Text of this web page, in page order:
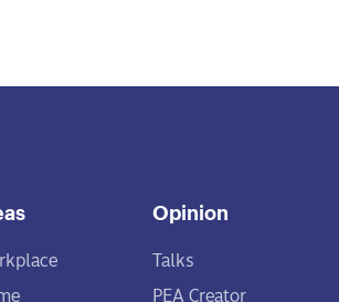
Opinion
Talks